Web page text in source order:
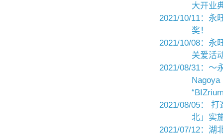
大开业
2021/10/11：永
奖！
2021/10/08：永
关爱活
2021/08/31：～
Nagoya
2021/08/05： 打
北」实
2021/07/12：湖